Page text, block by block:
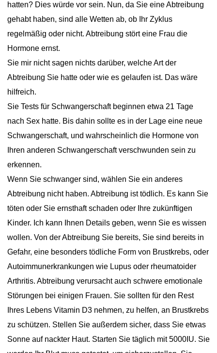
hatten? Dies würde vor sein. Nun, da Sie eine Abtreibung
gehabt haben, sind alle Wetten ab, ob Ihr Zyklus
regelmäßig oder nicht. Abtreibung stört eine Frau die
Hormone ernst.
Sie mir nicht sagen nichts darüber, welche Art der
Abtreibung Sie hatte oder wie es gelaufen ist. Das wäre
hilfreich.
Sie Tests für Schwangerschaft beginnen etwa 21 Tage
nach Sex hatte. Bis dahin sollte es in der Lage eine neue
Schwangerschaft, und wahrscheinlich die Hormone von
Ihren anderen Schwangerschaft verschwunden sein zu
erkennen.
Wenn Sie schwanger sind, wählen Sie ein anderes
Abtreibung nicht haben. Abtreibung ist tödlich. Es kann Sie
töten oder Sie ernsthaft schaden oder Ihre zukünftigen
Kinder. Ich kann Ihnen Details geben, wenn Sie es wissen
wollen. Von der Abtreibung Sie bereits, Sie sind bereits in
Gefahr, eine besonders tödliche Form von Brustkrebs, oder
Autoimmunerkrankungen wie Lupus oder rheumatoider
Arthritis. Abtreibung verursacht auch schwere emotionale
Störungen bei einigen Frauen. Sie sollten für den Rest
Ihres Lebens Vitamin D3 nehmen, zu helfen, an Brustkrebs
zu schützen. Stellen Sie außerdem sicher, dass Sie etwas
Sonne auf nackter Haut. Starten Sie täglich mit 5000IU. Sie